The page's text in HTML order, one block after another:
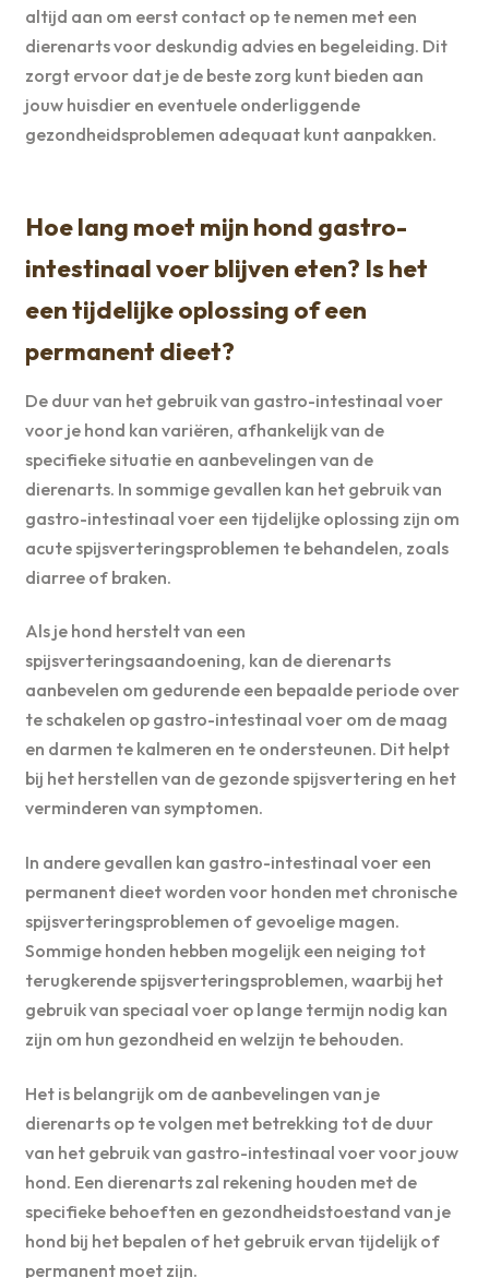
altijd aan om eerst contact op te nemen met een
dierenarts voor deskundig advies en begeleiding. Dit
zorgt ervoor dat je de beste zorg kunt bieden aan
jouw huisdier en eventuele onderliggende
gezondheidsproblemen adequaat kunt aanpakken.
Hoe lang moet mijn hond gastro-
intestinaal voer blijven eten? Is het
een tijdelijke oplossing of een
permanent dieet?
De duur van het gebruik van gastro-intestinaal voer
voor je hond kan variëren, afhankelijk van de
specifieke situatie en aanbevelingen van de
dierenarts. In sommige gevallen kan het gebruik van
gastro-intestinaal voer een tijdelijke oplossing zijn om
acute spijsverteringsproblemen te behandelen, zoals
diarree of braken.
Als je hond herstelt van een
spijsverteringsaandoening, kan de dierenarts
aanbevelen om gedurende een bepaalde periode over
te schakelen op gastro-intestinaal voer om de maag
en darmen te kalmeren en te ondersteunen. Dit helpt
bij het herstellen van de gezonde spijsvertering en het
verminderen van symptomen.
In andere gevallen kan gastro-intestinaal voer een
permanent dieet worden voor honden met chronische
spijsverteringsproblemen of gevoelige magen.
Sommige honden hebben mogelijk een neiging tot
terugkerende spijsverteringsproblemen, waarbij het
gebruik van speciaal voer op lange termijn nodig kan
zijn om hun gezondheid en welzijn te behouden.
Het is belangrijk om de aanbevelingen van je
dierenarts op te volgen met betrekking tot de duur
van het gebruik van gastro-intestinaal voer voor jouw
hond. Een dierenarts zal rekening houden met de
specifieke behoeften en gezondheidstoestand van je
hond bij het bepalen of het gebruik ervan tijdelijk of
permanent moet zijn.